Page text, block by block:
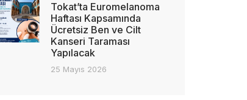
Tokat’ta Euromelanoma
Haftası Kapsamında
Ücretsiz Ben ve Cilt
Kanseri Taraması
Yapılacak
25 Mayıs 2026